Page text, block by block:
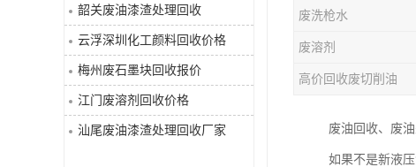
回收工程内外墙油漆
废油漆渣处理回收
废溶剂回收
韶关废油漆渣处理回收
云浮深圳化工颜料回收价格
梅州废石墨块回收报价
江门废溶剂回收价格
汕尾废油漆渣处理回收厂家
废洗枪水
废溶剂
高价回收废切削油
废油回收、废
如果不是新液